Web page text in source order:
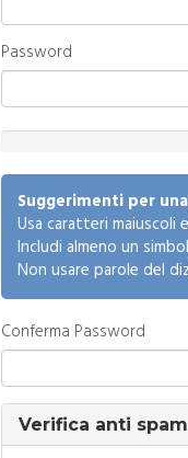
Password
Rating:
0%Suggerimenti per
Usa caratteri maiuscoli
Includi almeno un
Non usare parole del
Conferma Password
Verifica anti spam